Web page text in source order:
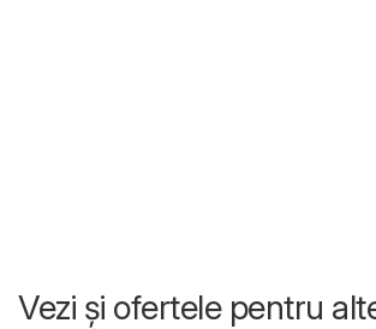
Vezi și ofertele pentru